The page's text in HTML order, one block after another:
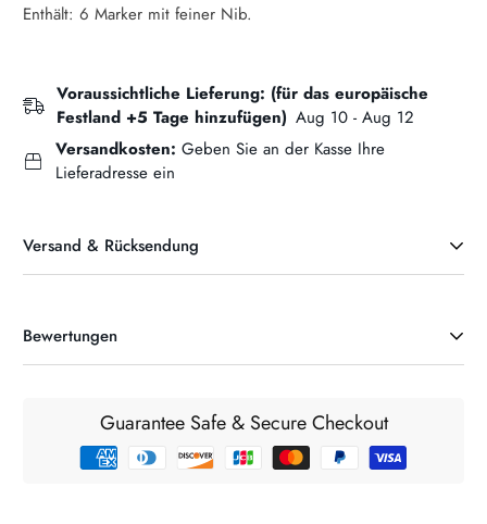
Enthält: 6 Marker mit feiner Nib.
Voraussichtliche Lieferung: (für das europäische
Festland +5 Tage hinzufügen) Aug 10 - Aug 12
Versandkosten: Geben Sie an der Kasse Ihre
Lieferadresse ein
Versand & Rücksendung
Unsere maximale Versandkostenpauschale beträgt 6,95 €.
Bestellungen unter 75 € gelten unsere Standardversandkosten,
die automatisch während des Bestellvorgangs für Kunden vor
Bewertungen
Guarantee Safe & Secure Checkout